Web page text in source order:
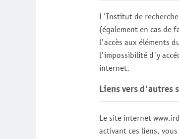
L'Institut de
(également en cas de
l'accès aux éléments
l'impossibilité d'y
internet.
Liens vers d'autres
Le site internet
activant ces liens,